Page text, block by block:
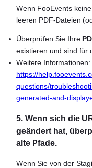
Wenn FooEvents
leeren PDF-Dateien
Überprüfen Sie Ihre
existieren und sind für
Weitere Informationen:
https://
questions/
generated-and-
5. Wenn sich die
geändert hat,
alte Pfade.
Wenn Sie von der